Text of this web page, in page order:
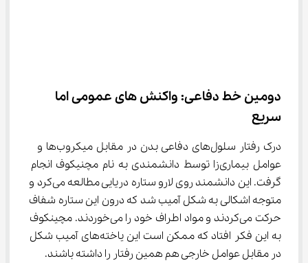
دومین خط دفاعی: واکنش های عمومی اما
سریع
درک رفتار سلول‌های دفاعی بدن در مقابل میکروب‌ها و
عوامل بیماری‌زا توسط دانشمندی به نام مچنیکوف انجام
گرفت. این دانشمند روی لارو ستاره دریایی مطالعه می‌کرد و
متوجه اشکالی به شکل آمیب شد که درون این ستاره شفاف
حرکت می‌کردند و مواد اطراف خود را می‌خوردند. مچینکوف
به این فکر افتاد که ممکن است این یاخته‌های آمیب شکل
در مقابل عوامل خارجی هم همین رفتار را داشته باشند.